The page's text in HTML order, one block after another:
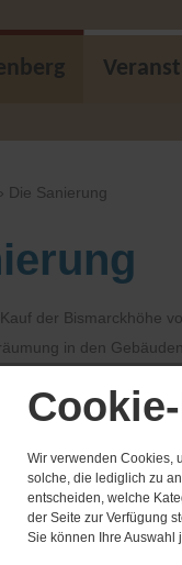
Wir verwenden Cookies,
solche, die lediglich zu
entscheiden, welche
der Seite zur Verfügung
Sie können Ihre Auswahl
Die Sanierung
der Bismarckhöhe
in den
bereits zu einem
diesen Saal bei der
der Baumblüte
sich der
zu unterstützen. Im